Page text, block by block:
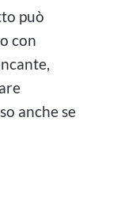
può
con
anche se